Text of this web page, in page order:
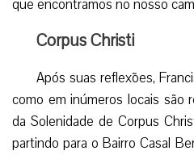
que encontramos no nosso
Corpus Christi
Após suas reflexões,
como em inúmeros locais são
da Solenidade de Corpus
partindo para o Bairro Casal